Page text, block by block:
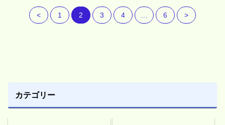
< 1 2 3 4 6 >
カテゴリー